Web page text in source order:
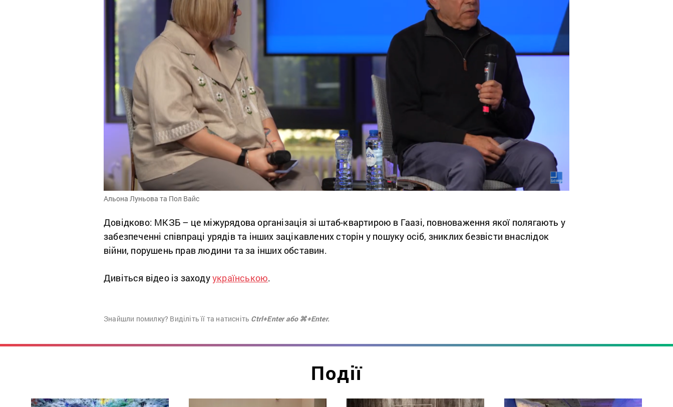
Альона Луньова та Пол Вайс
Довідково: МКЗБ – це міжурядова організація зі штаб-квартирою в Гаазі, повноваження якої полягають у
забезпеченні співпраці урядів та інших зацікавлених сторін у пошуку осіб, зниклих безвісти внаслідок
війни, порушень прав людини та за інших обставин.
Дивіться відео із заходуукраїнською.
Знайшли помилку? Виділіть її та натисніть Ctrl+Enter або ⌘+Enter.
Події